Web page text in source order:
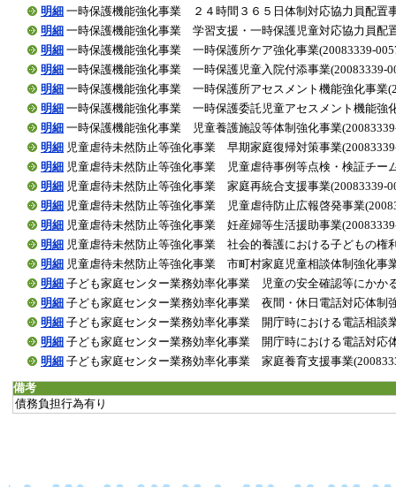
明細 一時保護機能強化事業 ２４時間３６５日体制対応協力員配置
明細 一時保護機能強化事業 学習支援・一時保護児童対応協力員配
明細 一時保護機能強化事業 一時保護所ケア強化事業(20083339-
明細 一時保護機能強化事業 一時保護児童入院付添事業(20083339-
明細 一時保護機能強化事業 一時保護所アセスメント機能強化事業
明細 一時保護機能強化事業 一時保護委託児童アセスメント機能強
明細 一時保護機能強化事業 児童養護施設等体制強化事業
明細 児童虐待未然防止等強化事業 早期家庭復帰対策事業
明細 児童虐待未然防止等強化事業 児童虐待事例等点検・検証チー
明細 児童虐待未然防止等強化事業 家庭再統合支援事業(20083339-
明細 児童虐待未然防止等強化事業 児童虐待防止広報啓発事業
明細 児童虐待未然防止等強化事業 妊産婦等生活援助事業
明細 児童虐待未然防止等強化事業 社会的養護における子どもの権
明細 児童虐待未然防止等強化事業 市町村家庭児童相談体制強化事
明細 子ども家庭センター業務効率化事業 児童の安全確認等にかか
明細 子ども家庭センター業務効率化事業 夜間・休日電話対応体制
明細 子ども家庭センター業務効率化事業 開庁時における電話相談
明細 子ども家庭センター業務効率化事業 開庁時における電話対応
明細 子ども家庭センター業務効率化事業 家庭養育支援事業
備考
債務負担行為有り